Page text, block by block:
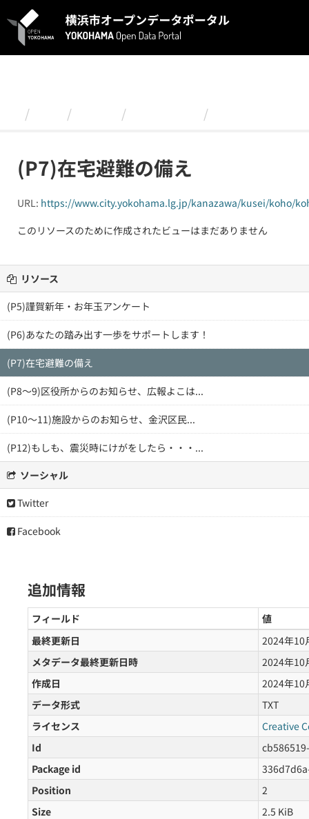
キ
(P7)在宅避難の備え
URL: https://www.city.yokohama.lg.jp/kanazawa/kusei/koho/
このリソースのために作成されたビューはまだありません
リソース
(P5)謹賀新年・お年玉アンケート
(P6)あなたの踏み出す一歩をサポートします！
(P7)在宅避難の備え
(P8～9)区役所からのお知らせ、広報よこは...
(P10～11)施設からのお知らせ、金沢区民...
(P12)もしも、震災時にけがをしたら・・・...
ソーシャル
Twitter
Facebook
追加情報
フィールド
値
最終更新日
2024年10
メタデータ最終更新日時
2024年10
作成日
2024年10
データ形式
TXT
ライセンス
Creative
Id
Package id
Position
2
Size
2.5 KiB